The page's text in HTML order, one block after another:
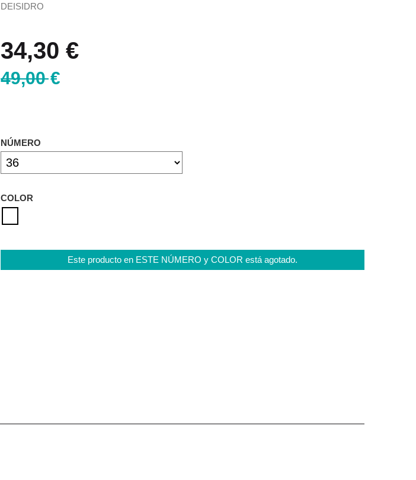
DEISIDRO
34,30 €
49,00 €
NÚMERO
COLOR
Este producto en ESTE NÚMERO y COLOR está agotado.